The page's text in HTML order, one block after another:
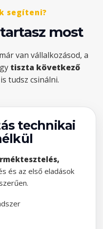
segíteni?
most
van vállalkozásod, a
tiszta következő
tudsz csinálni.
technikai
és az első eladások